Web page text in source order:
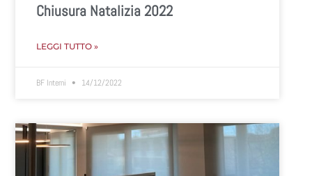
Chiusura Natalizia 2022
LEGGI TUTTO »
BF Interni 14/12/2022